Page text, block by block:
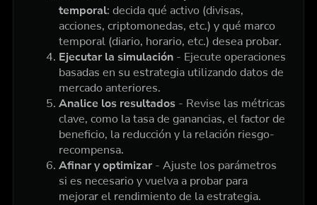
temporal: decida qué activo (divisas,
acciones, criptomonedas, etc.) y qué marco
temporal (diario, horario, etc.) desea probar.
Ejecutar la simulación- Ejecute operaciones
basadas en su estrategia utilizando datos de
mercado anteriores.
Analice los resultados- Revise las métricas
clave, como la tasa de ganancias, el factor de
beneficio, la reducción y la relación riesgo-
recompensa.
Afinar y optimizar- Ajuste los parámetros
si es necesario y vuelva a probar para
mejorar el rendimiento de la estrategia.